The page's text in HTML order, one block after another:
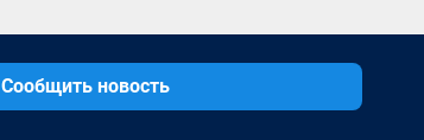
Сообщить новость